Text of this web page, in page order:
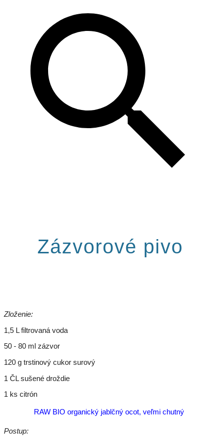
Zázvorové pivo
Zloženie:
1,5 L filtrovaná voda
50 - 80 ml zázvor
120 g trstinový cukor surový
1 ČL sušené droždie
1 ks citrón
RAW BIO organický jablčný ocot, veľmi chutný
Postup: